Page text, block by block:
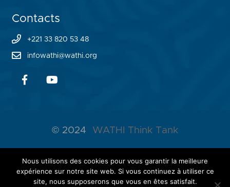
Contacts
+221 33 820 53 48
infowathi@wathi.org
© 2024 WATHI Think Tank
ABOUT WATHI
Nous utilisons des cookies pour vous garantir la meilleure
expérience sur notre site web. Si vous continuez à utiliser ce
site, nous supposerons que vous en êtes satisfait.